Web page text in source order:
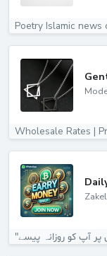
Poetry Islamic news
Wholesale Rates |